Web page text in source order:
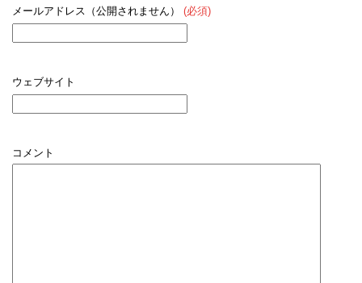
メールアドレス（公開されません） (必須)
ウェブサイト
コメント